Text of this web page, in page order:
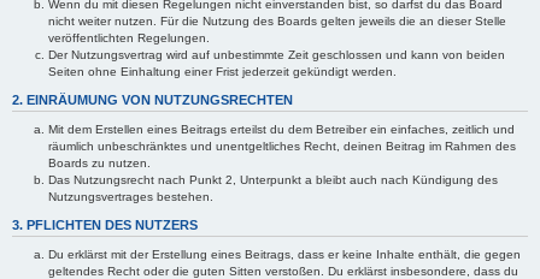
Wenn du mit diesen Regelungen nicht einverstanden bist, so darfst du das Board
nicht weiter nutzen. Für die Nutzung des Boards gelten jeweils die an dieser Stelle
veröffentlichten Regelungen.
Der Nutzungsvertrag wird auf unbestimmte Zeit geschlossen und kann von beiden
Seiten ohne Einhaltung einer Frist jederzeit gekündigt werden.
2. EINRÄUMUNG VON NUTZUNGSRECHTEN
Mit dem Erstellen eines Beitrags erteilst du dem Betreiber ein einfaches, zeitlich und
räumlich unbeschränktes und unentgeltliches Recht, deinen Beitrag im Rahmen des
Boards zu nutzen.
Das Nutzungsrecht nach Punkt 2, Unterpunkt a bleibt auch nach Kündigung des
Nutzungsvertrages bestehen.
3. PFLICHTEN DES NUTZERS
Du erklärst mit der Erstellung eines Beitrags, dass er keine Inhalte enthält, die gegen
geltendes Recht oder die guten Sitten verstoßen. Du erklärst insbesondere, dass du